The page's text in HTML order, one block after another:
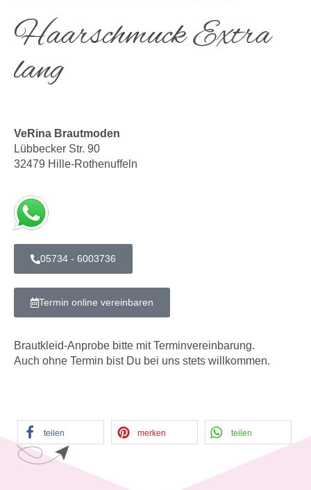
Haarschmuck Extra
lang
VeRina Brautmoden
Lübbecker Str. 90
32479 Hille-Rothenuffeln
05734 - 6003736
Termin online vereinbaren
Brautkleid-Anprobe bitte mit Terminvereinbarung.
Auch ohne Termin bist Du bei uns stets willkommen.
teilen merken teilen